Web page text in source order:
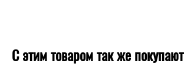
С этим товаром так же покупают